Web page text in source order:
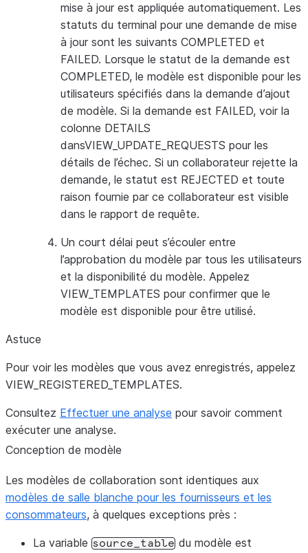
mise à jour est appliquée automatiquement. Les
statuts du terminal pour une demande de mise
à jour sont les suivants COMPLETED et
FAILED. Lorsque le statut de la demande est
COMPLETED, le modèle est disponible pour les
utilisateurs spécifiés dans la demande d’ajout
de modèle. Si la demande est FAILED, voir la
colonne DETAILS
dansVIEW_UPDATE_REQUESTS pour les
détails de l’échec. Si un collaborateur rejette la
demande, le statut est REJECTED et toute
raison fournie par ce collaborateur est visible
dans le rapport de requête.
Un court délai peut s’écouler entre
l’approbation du modèle par tous les utilisateurs
et la disponibilité du modèle. Appelez
VIEW_TEMPLATES pour confirmer que le
modèle est disponible pour être utilisé.
Astuce
Pour voir les modèles que vous avez enregistrés, appelez
VIEW_REGISTERED_TEMPLATES.
Consultez Effectuer une analyse pour savoir comment
exécuter une analyse.
Conception de modèle
Les modèles de collaboration sont identiques aux
modèles de salle blanche pour les fournisseurs et les
consommateurs, à quelques exceptions près :
La variable source_table du modèle est